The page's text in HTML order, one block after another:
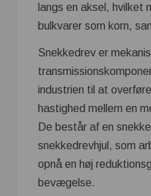
langs en aksel, hvilket
bulkvarer som korn,
Snekkedrev er
industrien til at
hastighed mellem en
De består af en
snekkedrevhjul, som
opnå en høj
bevægelse.